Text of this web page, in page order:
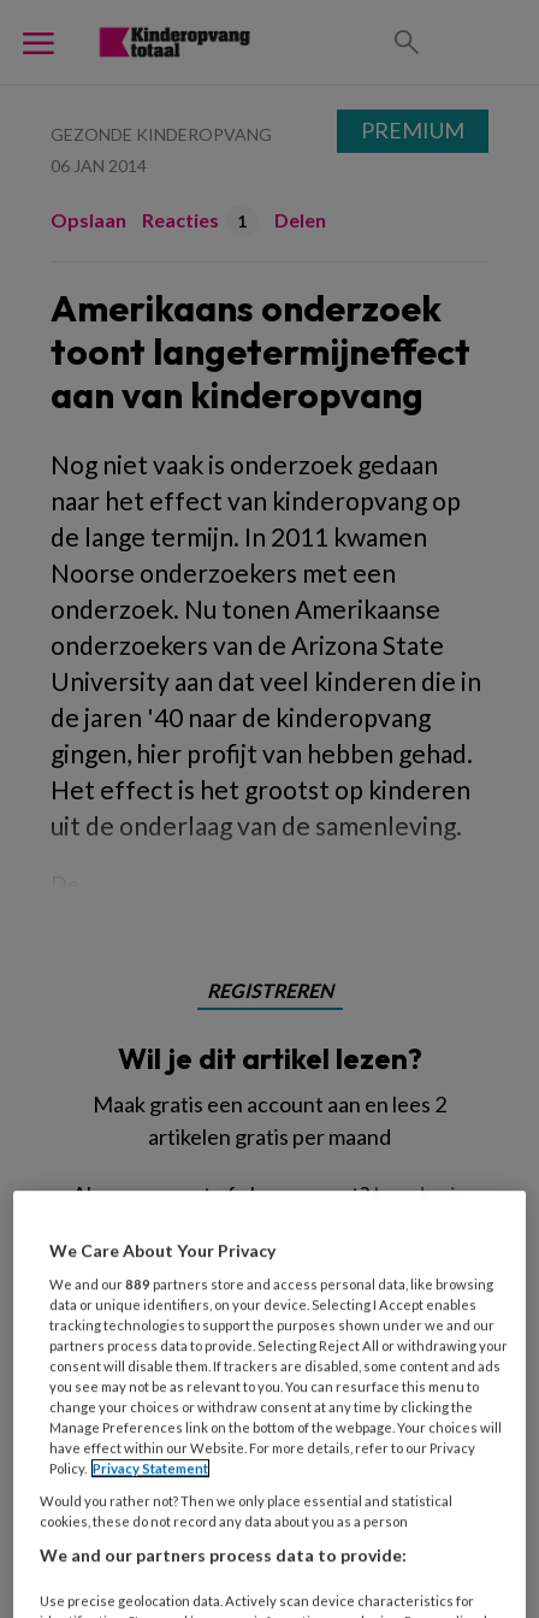
GEZONDE KINDEROPVANG
06 JAN 2014
Opslaan Reacties 1 Delen
Amerikaans onderzoek
toont langetermijneffect
aan van kinderopvang
Nog niet vaak is onderzoek gedaan
naar het effect van kinderopvang op
de lange termijn. In 2011 kwamen
Noorse onderzoekers met een
onderzoek. Nu tonen Amerikaanse
onderzoekers van de Arizona State
University aan dat veel kinderen die in
de jaren '40 naar de kinderopvang
gingen, hier profijt van hebben gehad.
Het effect is het grootst op kinderen
uit de onderlaag van de samenleving.
REGISTREREN
Wil je dit artikel lezen?
Maak gratis een account aan en lees 2
artikelen gratis per maand
Al een account of abonnement?Log dan in
is
je
e-
mailadres?
* *
Kies
je
wachtwoord* *
Kies
functie *
Bij
organisatie
PREMIUM
We Care About Your Privacy
We and our889 partners store and access personal data, like browsing
data or unique identifiers, on your device. Selecting I Accept enables
tracking technologies to support the purposes shown under we and our
partners process data to provide. Selecting Reject All or withdrawing your
consent will disable them. If trackers are disabled, some content and ads
you see may not be as relevant to you. You can resurface this menu to
change your choices or withdraw consent at any time by clicking the
Manage Preferences link on the bottom of the webpage. Your choices will
have effect within our Website. For more details, refer to our Privacy
Policy. Privacy Statement
Would you rather not? Then we only place essential and statistical
cookies, these do not record any data about you as a person
We and our partners process data to provide:
Use precise geolocation data. Actively scan device characteristics for